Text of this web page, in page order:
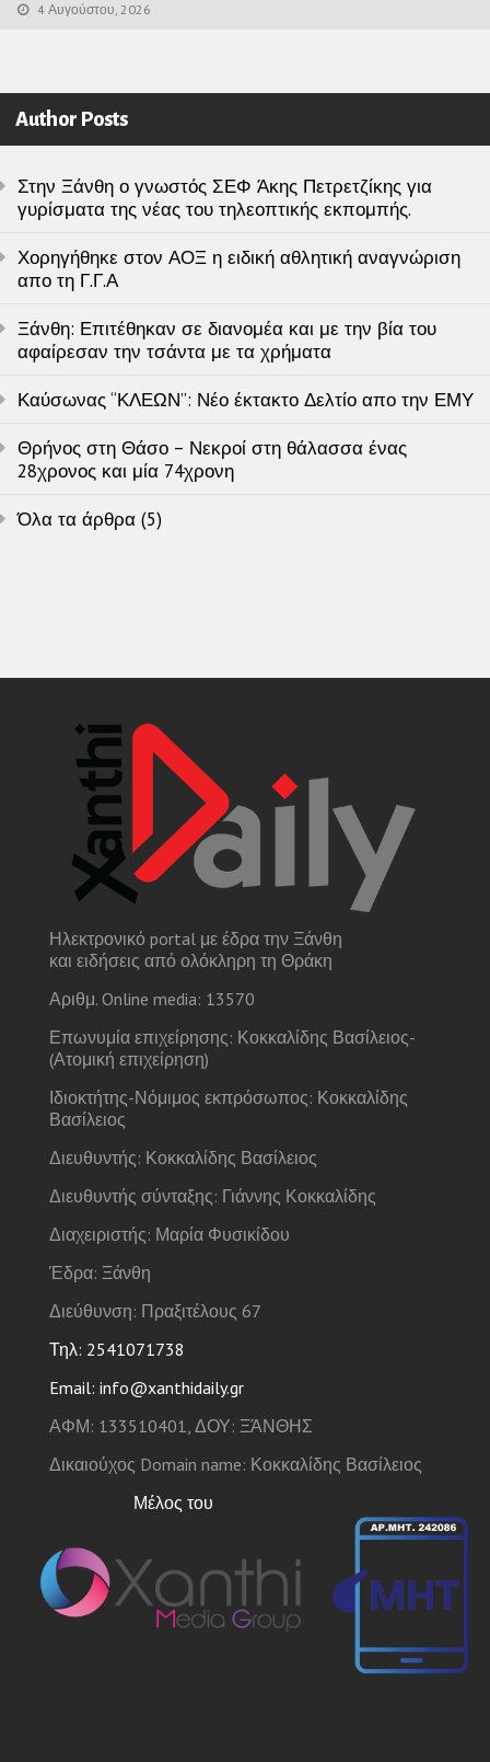
4 Αυγούστου, 2026
Author Posts
Στην Ξάνθη ο γνωστός ΣΕΦ Άκης Πετρετζίκης για
γυρίσματα της νέας του τηλεοπτικής εκπομπής.
Χορηγήθηκε στον ΑΟΞ η ειδική αθλητική αναγνώριση
απο τη Γ.Γ.Α
Ξάνθη: Επιτέθηκαν σε διανομέα και με την βία του
αφαίρεσαν την τσάντα με τα χρήματα
Καύσωνας “ΚΛΕΩΝ”: Νέο έκτακτο Δελτίο απο την ΕΜΥ
Θρήνος στη Θάσο – Νεκροί στη θάλασσα ένας
28χρονος και μία 74χρονη
Όλα τα άρθρα (5)
Ηλεκτρονικό portal με έδρα την Ξάνθη
και ειδήσεις από ολόκληρη τη Θράκη
Αριθμ. Online media: 13570
Επωνυμία επιχείρησης: Κοκκαλίδης Βασίλειος-
(Ατομική επιχείρηση)
Ιδιοκτήτης-Νόμιμος εκπρόσωπος: Κοκκαλίδης
Βασίλειος
Διευθυντής: Κοκκαλίδης Βασίλειος
Διευθυντής σύνταξης: Γιάννης Κοκκαλίδης
Διαχειριστής: Μαρία Φυσικίδου
Έδρα: Ξάνθη
Διεύθυνση: Πραξιτέλους 67
Τηλ: 2541071738
Email: info@xanthidaily.gr
ΑΦΜ: 133510401, ΔΟΥ: ΞΆΝΘΗΣ
Δικαιούχος Domain name: Κοκκαλίδης Βασίλειος
Μέλος του